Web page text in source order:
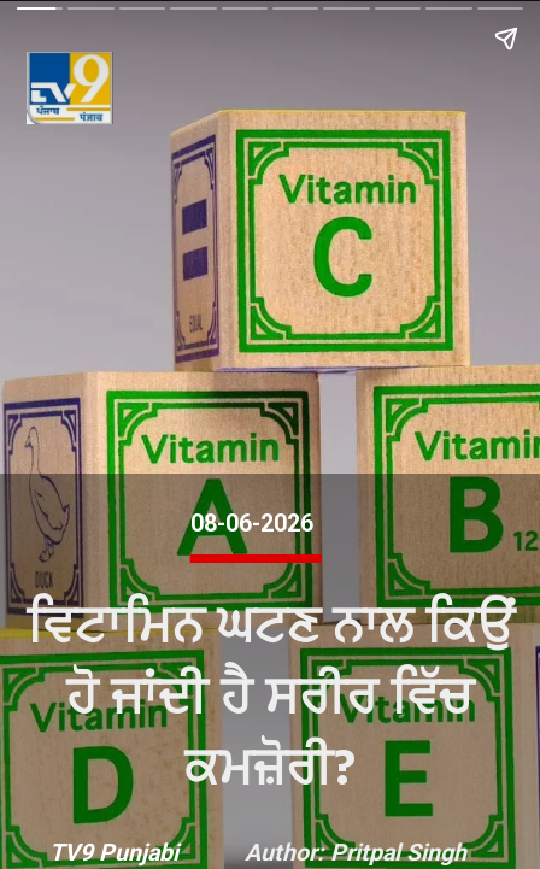
TV9 Punjabi
ਵਿਟਾਮਿਨ ਘਟਣ ਨਾਲ ਕਿਉਂ
ਹੋ ਜਾਂਦੀ ਹੈ ਸਰੀਰ ਵਿੱਚ
ਕਮਜ਼ੋਰੀ?
Author: Pritpal Singh
08-06-2026